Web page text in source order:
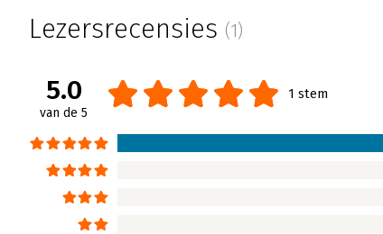
de Galan en Marleen de Bruijn. Hij laat
handboek trainers ondersteunt bij het
Lees verder
Lezersrecensies (1)
5.0
van de 5
1 stem